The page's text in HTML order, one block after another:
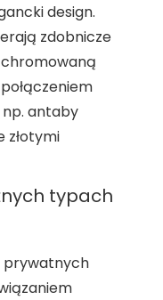
design.
zdobnicze
antaby
złotymi
typach
prywatnych